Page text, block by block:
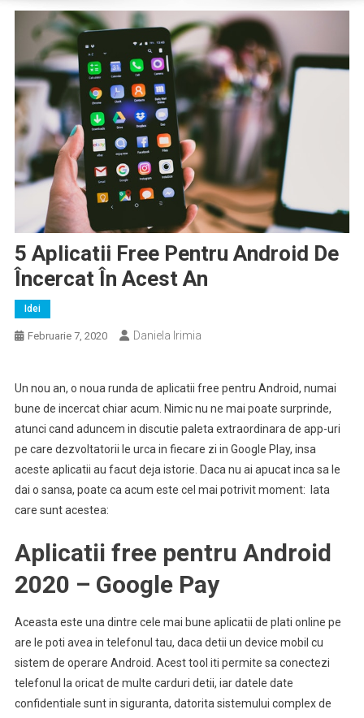
5 Aplicatii Free Pentru Android De
Încercat În Acest An
Idei
Februarie 7, 2020 Daniela Irimia
Un nou an, o noua runda de aplicatii free pentru Android, numai
bune de incercat chiar acum. Nimic nu ne mai poate surprinde,
atunci cand aduncem in discutie paleta extraordinara de app-uri
pe care dezvoltatorii le urca in fiecare zi in Google Play, insa
aceste aplicatii au facut deja istorie. Daca nu ai apucat inca sa le
dai o sansa, poate ca acum este cel mai potrivit moment: Iata
care sunt acestea:
Aplicatii free pentru Android
2020 – Google Pay
Aceasta este una dintre cele mai bune aplicatii de plati online pe
are le poti avea in telefonul tau, daca detii un device mobil cu
sistem de operare Android. Acest tool iti permite sa conectezi
telefonul la oricat de multe carduri detii, iar datele date
confidentiale sunt in siguranta, datorita sistemului complex de